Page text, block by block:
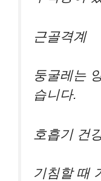
근골격계
둥굴레는
습니다.
호흡기 건
기침할 때